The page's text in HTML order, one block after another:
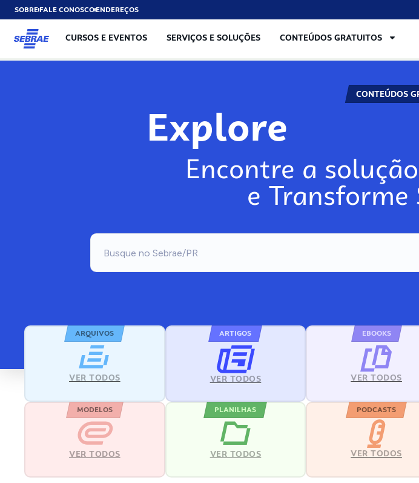
SOBREFALE CONOSCOENDEREÇOS
CURSOS E EVENTOS SERVIÇOS E SOLUÇÕES CONTEÚDOS GRATUITOS
CONTEÚDOS
Explore
Encontre a
e Transforme
ARQUIVOS
VER TODOS
ARTIGOS
VER TODOS
EBOOKS
VER TODOS
MODELOS
VER TODOS
PLANILHAS
VER TODOS
PODCASTS
VER TODOS